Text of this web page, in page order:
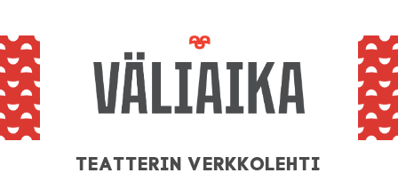
Teatterin verkkolehti